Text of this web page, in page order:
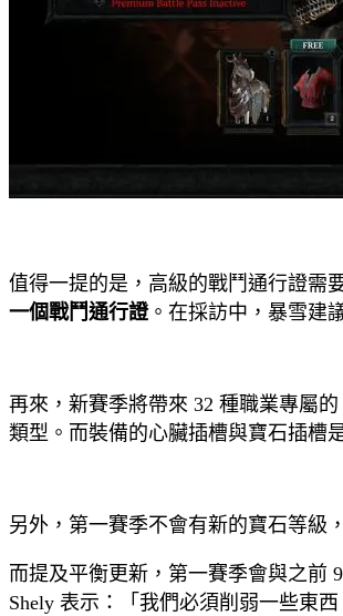
值得一提的是，高級的戰鬥通行證需
一個戰鬥通行證。在採訪中，暴雪建
再來，新賽季將帶來 32 種職業專屬
類型。而裝備的心臟插槽與寶石插槽
另外，第一賽季不會有新的寶石等級
而提及平衡更新，第一賽季會與之前
Shely 表示：「我們必須削弱一些東